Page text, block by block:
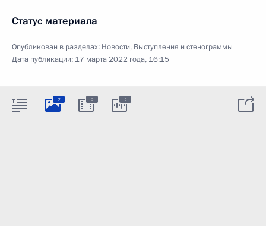
Статус материала
Опубликован в разделах: Новости, Выступления и стенограммы
Дата публикации: 17 марта 2022 года, 16:15
2 : :